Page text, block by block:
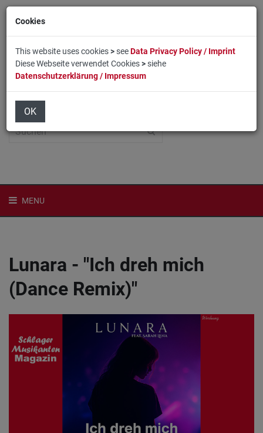
Home
MENU
Lunara - "Ich dreh mich
(Dance Remix)"
Cookies
This website uses cookies>seeData Privacy Policy / Imprint
Diese Webseite verwendet Cookies>siehe
Datenschutzerklärung / Impressum
OK